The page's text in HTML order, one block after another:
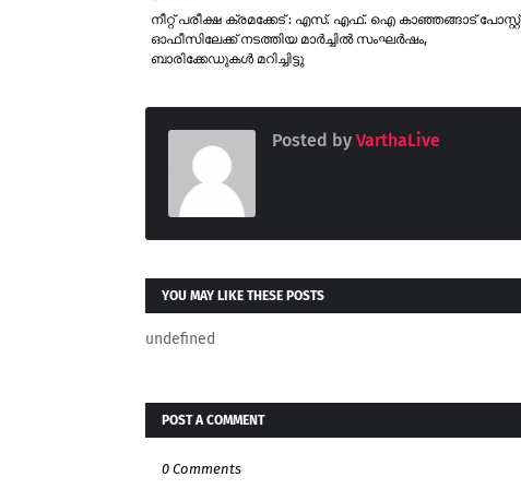
നീറ്റ് പരീക്ഷ ക്രമക്കേട് : എസ്. എഫ്. ഐ കാഞ്ഞങ്ങാട് പോസ്റ്റ്
ഓഫീസിലേക്ക് നടത്തിയ മാർച്ചിൽ സംഘർഷം,
ബാരിക്കേഡുകൾ മറിച്ചിട്ടു
Posted by VarthaLive
YOU MAY LIKE THESE POSTS
undefined
POST A COMMENT
0 Comments